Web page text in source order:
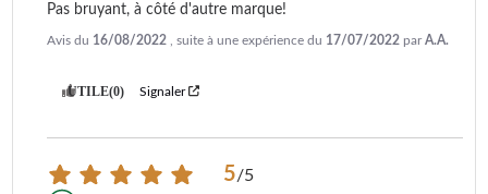
Pas bruyant, à côté d'autre marque!
Avis du 16/08/2022 , suite à une expérience du 17/07/2022 parA.A.
UTILE(0) Signaler
5/5